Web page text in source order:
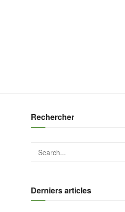
Rechercher
Derniers articles